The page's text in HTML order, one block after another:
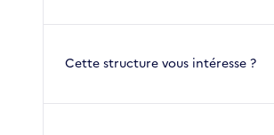
Cette structure vous intéresse ?